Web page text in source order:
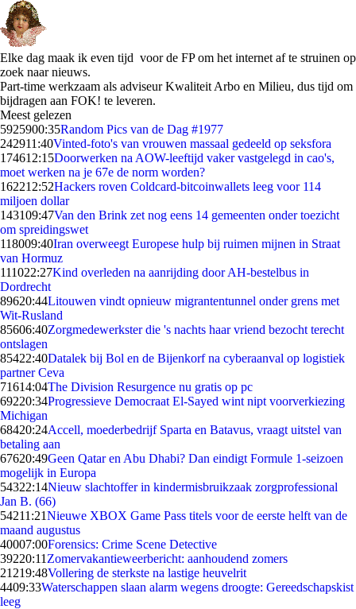
Elke dag maak ik even tijd voor de FP om het internet af te struinen op
zoek naar nieuws.
Part-time werkzaam als adviseur Kwaliteit Arbo en Milieu, dus tijd om
bijdragen aan FOK! te leveren.
Meest gelezen
5925900:35Random Pics van de Dag #1977
242911:40Vinted-foto's van vrouwen massaal gedeeld op seksfora
174612:15Doorwerken na AOW-leeftijd vaker vastgelegd in cao's,
moet werken na je 67e de norm worden?
162212:52Hackers roven Coldcard-bitcoinwallets leeg voor 114
miljoen dollar
143109:47Van den Brink zet nog eens 14 gemeenten onder toezicht
om spreidingswet
118009:40Iran overweegt Europese hulp bij ruimen mijnen in Straat
van Hormuz
111022:27Kind overleden na aanrijding door AH-bestelbus in
Dordrecht
89620:44Litouwen vindt opnieuw migrantentunnel onder grens met
Wit-Rusland
85606:40Zorgmedewerkster die 's nachts haar vriend bezocht terecht
ontslagen
85422:40Datalek bij Bol en de Bijenkorf na cyberaanval op logistiek
partner Ceva
71614:04The Division Resurgence nu gratis op pc
69220:34Progressieve Democraat El-Sayed wint nipt voorverkiezing
Michigan
68420:24Accell, moederbedrijf Sparta en Batavus, vraagt uitstel van
betaling aan
67620:49Geen Qatar en Abu Dhabi? Dan eindigt Formule 1-seizoen
mogelijk in Europa
54322:14Nieuw slachtoffer in kindermisbruikzaak zorgprofessional
Jan B. (66)
54211:21Nieuwe XBOX Game Pass titels voor de eerste helft van de
maand augustus
40007:00Forensics: Crime Scene Detective
39220:11 Zomervakantieweerbericht: aanhoudend zomers
21219:48Vollering de sterkste na lastige heuvelrit
4409:33Waterschappen slaan alarm wegens droogte: Gereedschapskist
leeg